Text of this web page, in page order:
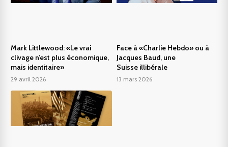
Mark Littlewood: «Le vrai
clivage n’est plus économique,
mais identitaire»
29 avril 2026
Face à «Charlie Hebdo» ou à
Jacques Baud, une
Suisse illibérale
13 mars 2026